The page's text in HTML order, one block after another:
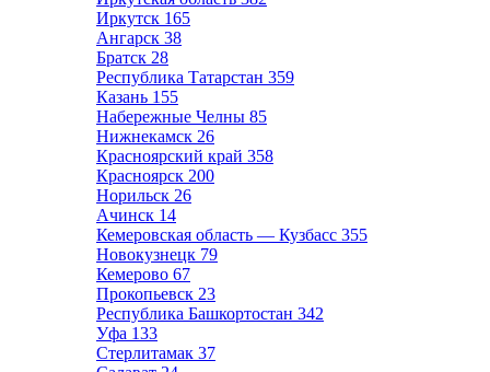
Иркутск 165
Ангарск 38
Братск 28
Республика Татарстан 359
Казань 155
Набережные Челны 85
Нижнекамск 26
Красноярский край 358
Красноярск 200
Норильск 26
Ачинск 14
Кемеровская область — Кузбасс 355
Новокузнецк 79
Кемерово 67
Прокопьевск 23
Республика Башкортостан 342
Уфа 133
Стерлитамак 37